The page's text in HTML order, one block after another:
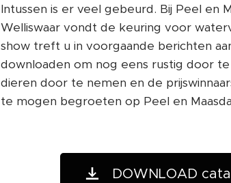
Intussen is er veel gebeurd. Bij Peel en
Welliswaar vondt de keuring voor
show treft u in voorgaande berichten
downloaden om nog eens rustig door
dieren door te nemen en de
te mogen begroeten op Peel en
DOWNLOAD